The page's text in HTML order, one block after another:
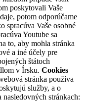
poskytovali Vaše
potom odporúčame
spracúva Vaše osobné
Youtube sa
to, aby mohla stránka
a iné účely pre
štátoch
v Írsku. Cookies
stránka používa
služby, a o
stránkach: